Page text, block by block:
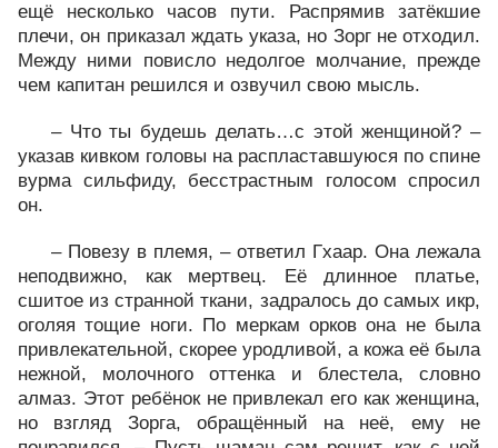
ещё несколько часов пути. Распрямив затёкшие
плечи, он приказал ждать указа, но Зорг не отходил.
Между ними повисло недолгое молчание, прежде
чем капитан решился и озвучил свою мысль.
– Что ты будешь делать…с этой женщиной? –
указав кивком головы на распластавшуюся по спине
вурма сильфиду, бесстрастным голосом спросил
он.
– Повезу в племя, – ответил Гхаар. Она лежала
неподвижно, как мертвец. Её длинное платье,
сшитое из странной ткани, задралось до самых икр,
оголяя тощие ноги. По меркам орков она не была
привлекательной, скорее уродливой, а кожа её была
нежной, молочного оттенка и блестела, словно
алмаз. Этот ребёнок не привлекал его как женщина,
но взгляд Зорга, обращённый на неё, ему не